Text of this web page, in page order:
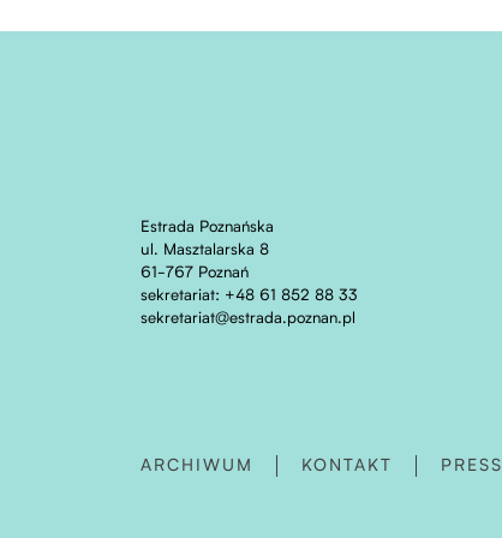
Estrada Poznańska
ul. Masztalarska 8
61-767 Poznań
sekretariat: +48 61 852 88 33
sekretariat@estrada.poznan.pl
ARCHIWUM KONTAKT PRESS